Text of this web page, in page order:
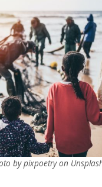
by pixpoetry on